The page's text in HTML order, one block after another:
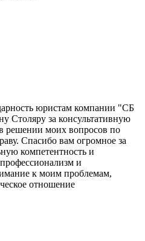
юристам компании "СБ
Столяру за консультативную
решении моих вопросов по
Спасибо вам огромное за
компетентность и
и
к моим проблемам,
отношение